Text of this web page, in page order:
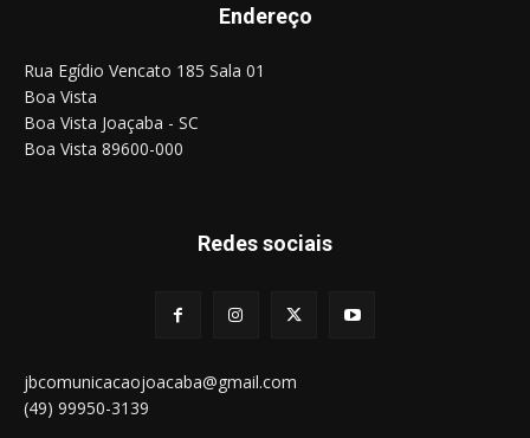
Endereço
Rua Egídio Vencato 185 Sala 01
Boa Vista
Boa Vista Joaçaba - SC
Boa Vista 89600-000
Redes sociais
jbcomunicacaojoacaba@gmail.com
(49) 99950-3139